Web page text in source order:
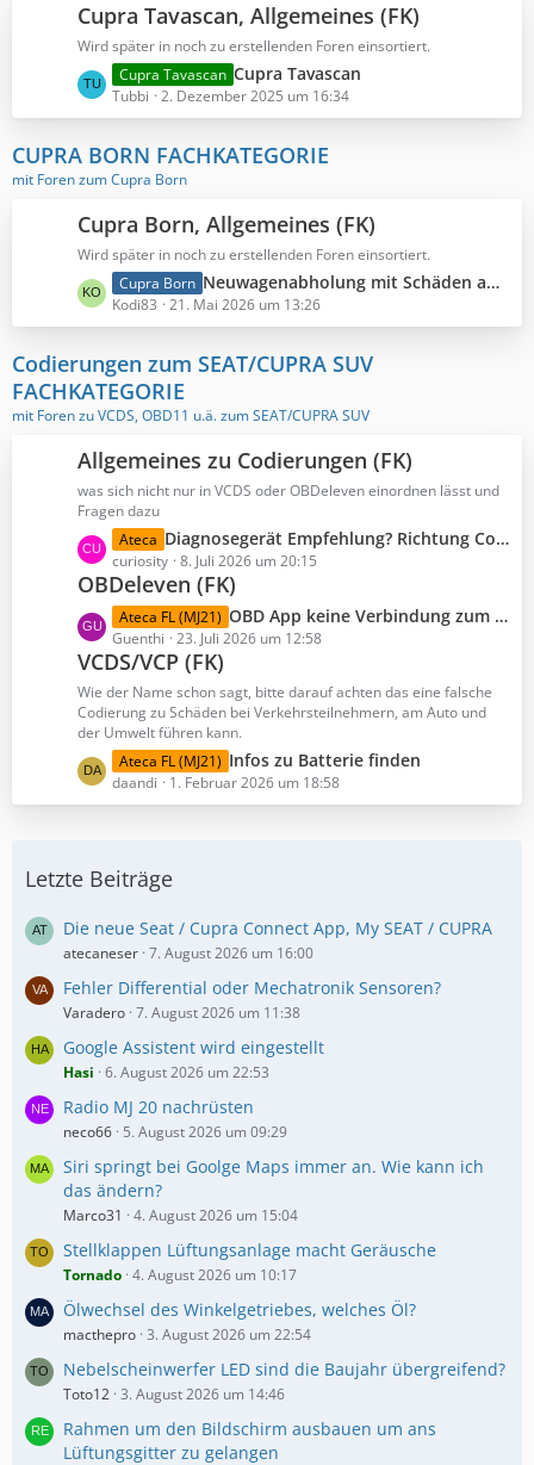
B
e
i
t
r
g
e
Cupra Tavascan, Allgemeines (FK)
Wird später in noch zu erstellenden Foren einsortiert.
L
e
t
t
e
B
e
i
t
r
g
e
Cupra Tavascan Cupra Tavascan
Tubbi 2. Dezember 2025 um 16:34
CUPRA BORN FACHKATEGORIE
mit Foren zum Cupra Born
Cupra Born, Allgemeines (FK)
Wird später in noch zu erstellenden Foren einsortiert.
L
e
t
t
e
B
e
i
t
r
ä
g
e
Cupra Born Neuwagenabholung mit Schäden am Fahrzeug
Kodi83 21. Mai 2026 um 13:26
Codierungen zum SEAT/CUPRA SUV
FACHKATEGORIE
mit Foren zu VCDS, OBD11 u.ä. zum SEAT/CUPRA SUV
Allgemeines zu Codierungen (FK)
was sich nicht nur in VCDS oder OBDeleven einordnen lässt und
Fragen dazu
L
e
t
z
t
e
B
e
i
r
ä
Ateca Diagnosegerät Empfehlung? Richtung Codierung
curiosity 8. Juli 2026 um 20:15
OBDeleven (FK)
L
e
t
z
t
e
B
e
i
ä
e
Ateca FL (MJ21) OBD App keine Verbindung zum OBDAPP Server
Guenthi 23. Juli 2026 um 12:58
VCDS/VCP (FK)
Wie der Name schon sagt, bitte darauf achten das eine falsche
Codierung zu Schäden bei Verkehrsteilnehmern, am Auto und
der Umwelt führen kann.
L
e
t
e
e
i
r
ä
g
e
Ateca FL (MJ21) Infos zu Batterie finden
daandi 1. Februar 2026 um 18:58
Letzte Beiträge
Die neue Seat / Cupra Connect App, My SEAT / CUPRA
atecaneser 7. August 2026 um 16:00
Fehler Differential oder Mechatronik Sensoren?
Varadero 7. August 2026 um 11:38
Google Assistent wird eingestellt
Hasi 6. August 2026 um 22:53
Radio MJ 20 nachrüsten
neco66 5. August 2026 um 09:29
Siri springt bei Goolge Maps immer an. Wie kann ich
das ändern?
Marco31 4. August 2026 um 15:04
Stellklappen Lüftungsanlage macht Geräusche
Tornado 4. August 2026 um 10:17
Ölwechsel des Winkelgetriebes, welches Öl?
macthepro 3. August 2026 um 22:54
Nebelscheinwerfer LED sind die Baujahr übergreifend?
Toto12 3. August 2026 um 14:46
Rahmen um den Bildschirm ausbauen um ans
Lüftungsgitter zu gelangen